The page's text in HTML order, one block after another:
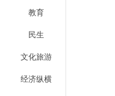
教育
民生
文化旅游
经济纵横